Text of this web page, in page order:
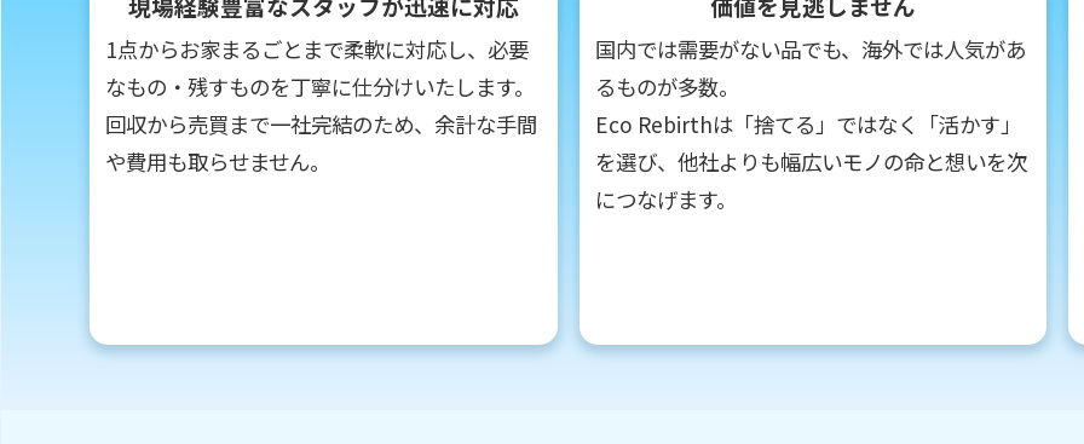
1点からお家まるごとまで柔軟に対応し、必要
なもの・残すものを丁寧に仕分けいたします。
回収から売買まで一社完結のため、余計な手間
や費用も取らせません。
国内では需要がない品でも、海外では人気があ
るものが多数。
Eco Rebirthは「捨てる」ではなく「活かす」
を選び、他社よりも幅広いモノの命と想いを次
につなげます。